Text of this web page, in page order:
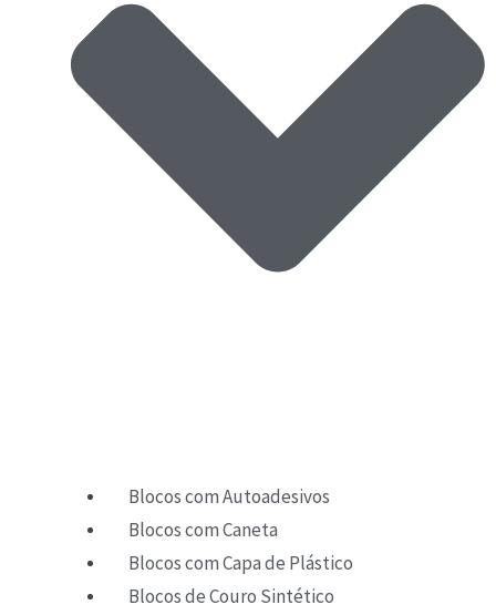
Blocos com Autoadesivos
Blocos com Caneta
Blocos com Capa de Plástico
Blocos de Couro Sintético